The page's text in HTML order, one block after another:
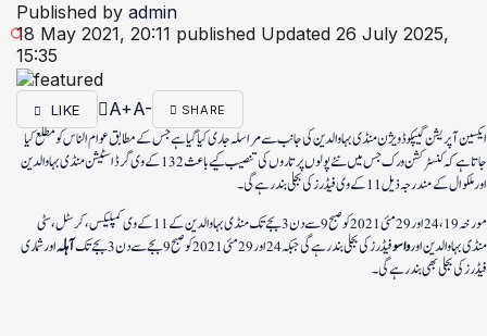
Published by admin
18 May 2021, 20:11 published Updated 26 July 2025,
15:35
LIKE A+A- SHARE
ایکسین آپریشن گیپکو ڈویژن منڈی بہاوالدین کی جانب سے مراسلہ جاری کیا گیا ہے جس کے مطابق عوام الناس کو مطلع کیا
جاتا ہے کہ کنسٹرکشن ورک جس میں نئے پولوں پر تاروں کی تنصیب کیے باعث 132 کے وی گرڈ اسٹیشن منڈی بہاوالدین
اور ملکوال کے مندرجہ ذیل 11 کے وی فیڈرز کی بجلی بند رہے گی۔
مورخہ 19، 24 اور 29 مئی 2021 کو صبح 9 سے دن 3 بجے تک منڈی بہاوالدین کے 11 کے وی کمپلیکس، کرسٹل، سٹی
منڈی بہاوالدین اورواسوفیڈرز کی بجلی بند رہے گی جبکہ 24 اور 29 مئی 2021 کو صبح 9 بجے سے دن 3 بجے تک آہلہاور شماری
فیڈرز کی بجلی بھی بند رہے گی۔